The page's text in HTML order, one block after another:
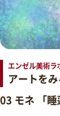
エンゼル美術ラ
アートを
03 モネ 「